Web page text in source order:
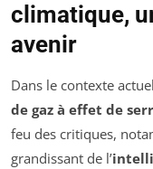
climatique,
avenir
Dans le contexte
de gaz à effet de
feu des critiques,
grandissant de l’